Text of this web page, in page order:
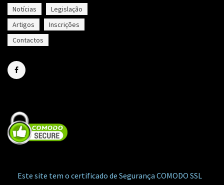
Notícias
Legislação
Artigos
Inscrições
Contactos
Este site tem o certificado de Segurança COMODO SSL